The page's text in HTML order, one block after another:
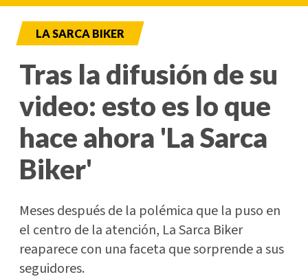
LA SARCA BIKER
Tras la difusión de su
video: esto es lo que
hace ahora 'La Sarca
Biker'
Meses después de la polémica que la puso en
el centro de la atención, La Sarca Biker
reaparece con una faceta que sorprende a sus
seguidores.